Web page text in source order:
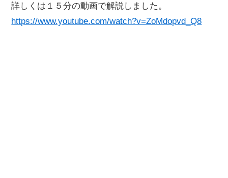
詳しくは１５分の動画で解説しました。
https://www.youtube.com/watch?v=ZoMdopvd_Q8